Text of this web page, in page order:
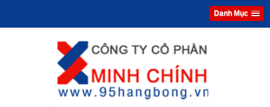
Danh Mục